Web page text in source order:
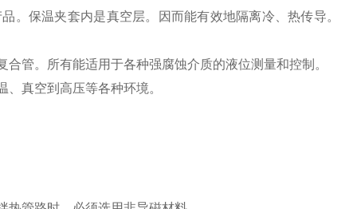
。保温夹套内是真空层。因而能有效地隔离冷、热传导。
管。所有能适用于各种强腐蚀介质的液位测量和控制。
真空到高压等各种环境。